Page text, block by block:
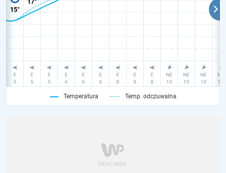
Temperatura Temp. odczuwalna